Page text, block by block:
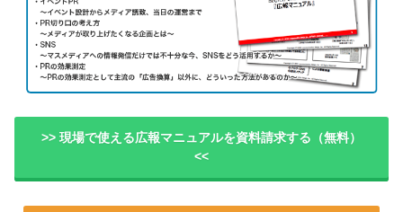
>> 現場で使える広報マニュアルを資料請求する（無料）
<<